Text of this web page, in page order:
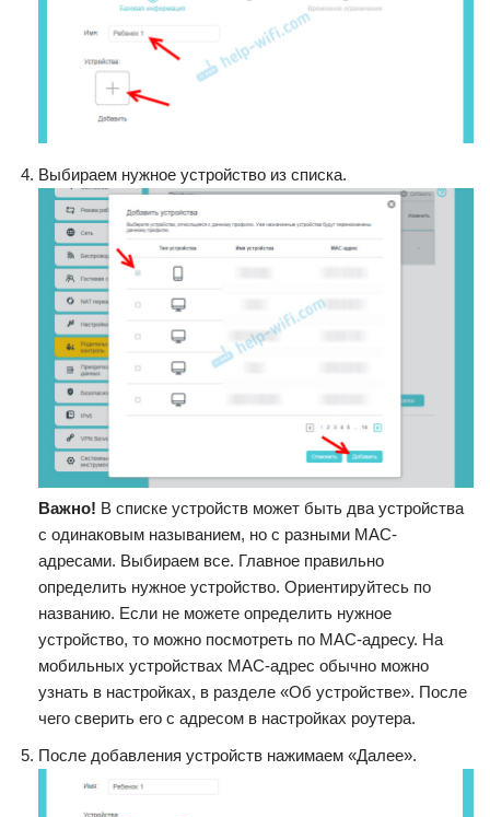
Выбираем нужное устройство из списка.
Важно! В списке устройств может быть два устройства
с одинаковым называнием, но с разными MAC-
адресами. Выбираем все. Главное правильно
определить нужное устройство. Ориентируйтесь по
названию. Если не можете определить нужное
устройство, то можно посмотреть по MAC-адресу. На
мобильных устройствах MAC-адрес обычно можно
узнать в настройках, в разделе «Об устройстве». После
чего сверить его с адресом в настройках роутера.
После добавления устройств нажимаем «Далее».